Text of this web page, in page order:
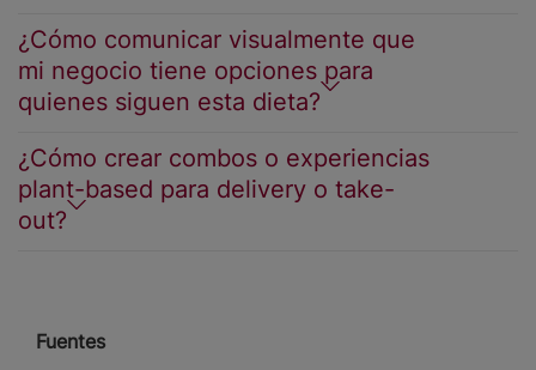
¿Cómo comunicar visualmente que
mi negocio tiene opciones para
quienes siguen esta dieta?
¿Cómo crear combos o experiencias
plant-based para delivery o take-
out?
Fuentes